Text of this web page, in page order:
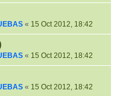
« 15 Oct 2012, 18:42
« 15 Oct 2012, 18:42
« 15 Oct 2012, 18:42